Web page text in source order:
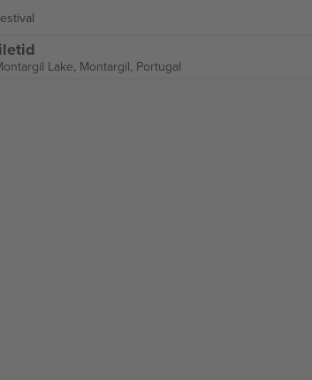
Lake, Montargil, Portugal